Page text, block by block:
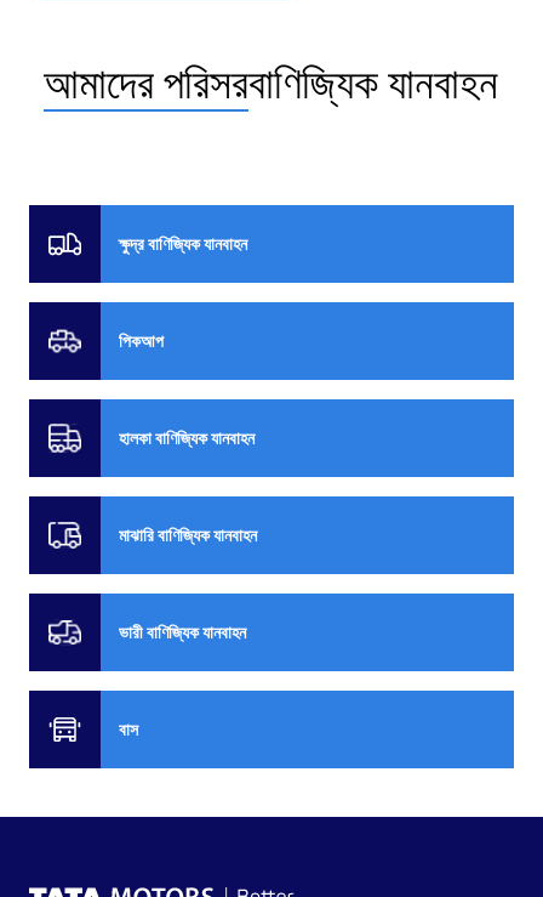
আমাদের পরিসরবাণিজ্যিক যানবাহন
ক্ষুদ্র বাণিজ্যিক যানবাহন
পিকআপ
হালকা বাণিজ্যিক যানবাহন
মাঝারি বাণিজ্যিক যানবাহন
ভারী বাণিজ্যিক যানবাহন
বাস